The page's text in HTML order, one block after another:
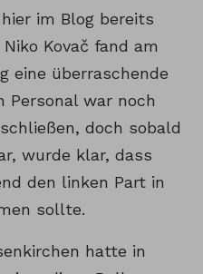
im Blog bereits
Kovač fand am
eine überraschende
Personal war noch
doch sobald
wurde klar, dass
den linken Part in
sollte.
hatte in